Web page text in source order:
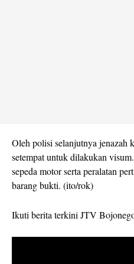
Oleh polisi selanjutnya jenazah
setempat untuk dilakukan
sepeda motor serta peralatan
barang bukti. (ito/rok)
Ikuti berita terkini JTV